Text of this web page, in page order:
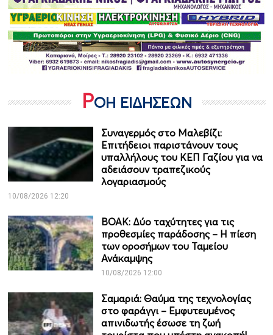
ΡΟΗ ΕΙΔΗΣΕΩΝ
Συναγερμός στο Μαλεβίζι:
Επιτήδειοι παριστάνουν τους
υπαλλήλους του ΚΕΠ Γαζίου για να
αδειάσουν τραπεζικούς
λογαριασμούς
10/08/2026 12:20
ΒΟΑΚ: Δύο ταχύτητες για τις
προθεσμίες παράδοσης – Η πίεση
των οροσήμων του Ταμείου
Ανάκαμψης
10/08/2026 12:00
Σαμαριά: Θαύμα της τεχνολογίας
στο φαράγγι – Εμφυτευμένος
απινιδωτής έσωσε τη ζωή